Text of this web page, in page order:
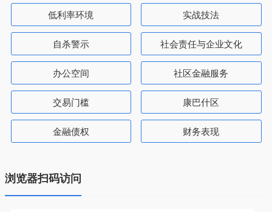
低利率环境 实战技法
自杀警示 社会责任与企业文化
办公空间 社区金融服务
交易门槛 康巴什区
金融债权 财务表现
浏览器扫码访问